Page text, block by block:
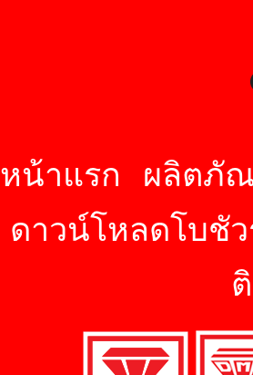
หน้าแรก
ผลิตภั
ดาวน์โหลดโบชั